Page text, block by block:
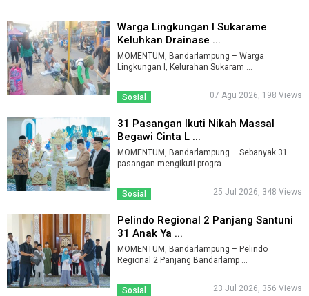
Warga Lingkungan I Sukarame
Keluhkan Drainase ...
MOMENTUM, Bandarlampung – Warga
Lingkungan I, Kelurahan Sukaram ...
Sosial 07 Agu 2026, 198 Views
31 Pasangan Ikuti Nikah Massal
Begawi Cinta L ...
MOMENTUM, Bandarlampung – Sebanyak 31
pasangan mengikuti progra ...
Sosial 25 Jul 2026, 348 Views
Pelindo Regional 2 Panjang Santuni
31 Anak Ya ...
MOMENTUM, Bandarlampung – Pelindo
Regional 2 Panjang Bandarlamp ...
Sosial 23 Jul 2026, 356 Views